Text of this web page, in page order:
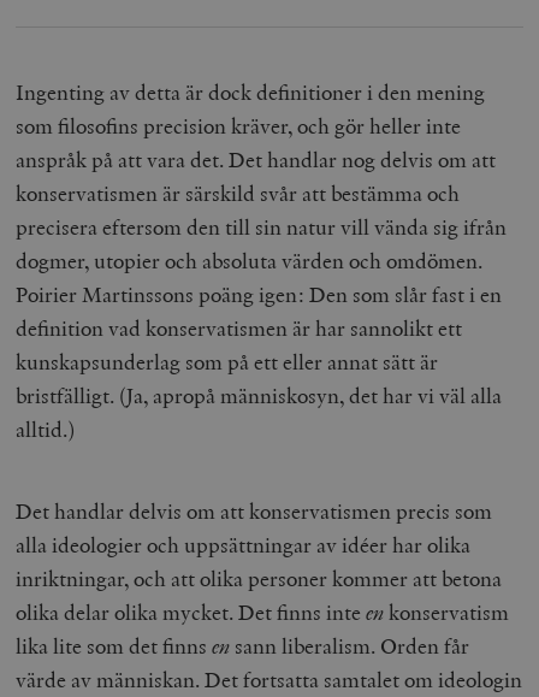
Ingenting av detta är dock definitioner i den mening
som filosofins precision kräver, och gör heller inte
anspråk på att vara det. Det handlar nog delvis om att
konservatismen är särskild svår att bestämma och
precisera eftersom den till sin natur vill vända sig ifrån
dogmer, utopier och absoluta värden och omdömen.
Poirier Martinssons poäng igen: Den som slår fast i en
definition vad konservatismen är har sannolikt ett
kunskapsunderlag som på ett eller annat sätt är
bristfälligt. (Ja, apropå människosyn, det har vi väl alla
alltid.)
Det handlar delvis om att konservatismen precis som
alla ideologier och uppsättningar av idéer har olika
inriktningar, och att olika personer kommer att betona
olika delar olika mycket. Det finns inteenkonservatism
lika lite som det finnsen sann liberalism. Orden får
värde av människan. Det fortsatta samtalet om ideologin